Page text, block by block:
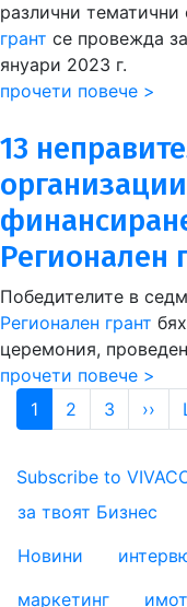
различни тематични
грант се провежда
януари 2023 г.
прочети повече >
13
Регионален
Победителите в
Регионален грант
церемония,
прочети повече >
Pagination
1 2 3 ››
Subscribe to
за твоят Бизнес
Новини
маркетинг